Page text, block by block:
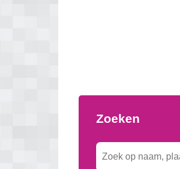
Zoeken